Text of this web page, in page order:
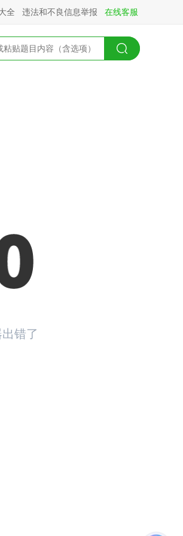
全 违法和不良信息举报 在线客服
错了